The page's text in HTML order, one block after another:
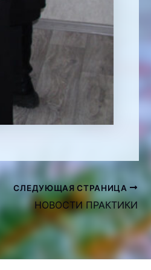
СЛЕДУЮЩАЯ СТРАНИЦА
НОВОСТИ ПРАКТИКИ